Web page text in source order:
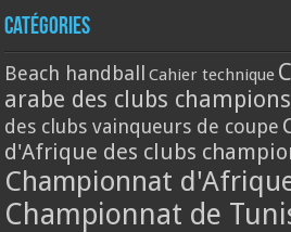
Catégories
Beach handball Cahier technique
arabe des clubs champions
des clubs vainqueurs de coupe
d'Afrique des clubs
Championnat
Championnat de